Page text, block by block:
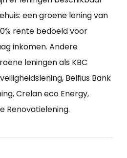
een groene lening van
rente bedoeld voor
inkomen. Andere
leningen als KBC
Belfius Bank
Crelan eco Energy,
Renovatielening.